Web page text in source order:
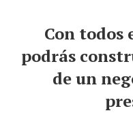
Con todos
podrás
de un